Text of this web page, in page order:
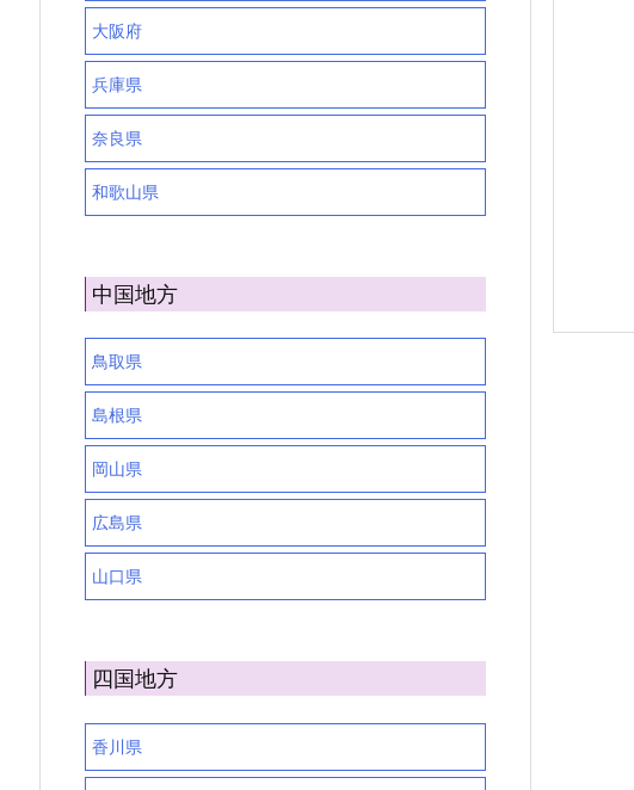
大阪府
兵庫県
奈良県
和歌山県
中国地方
鳥取県
島根県
岡山県
広島県
山口県
四国地方
香川県